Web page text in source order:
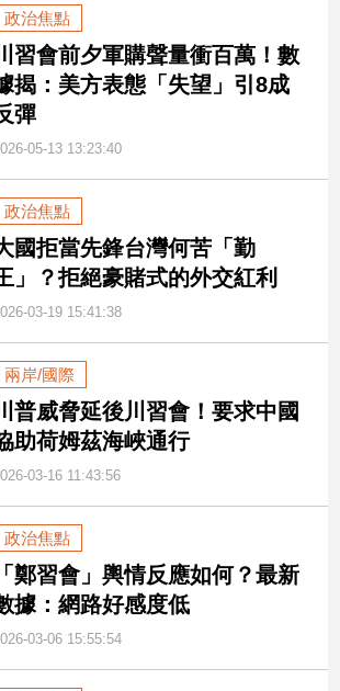
政治焦點
習會前夕軍購聲量衝百萬！數
揭：美方表態「失望」引8成
彈
05-13 13:23:40
政治焦點
國拒當先鋒台灣何苦「勤
」？拒絕豪賭式的外交紅利
03-19 15:41:38
兩岸/國際
普威脅延後川習會！要求中國
助荷姆茲海峽通行
03-16 11:43:56
政治焦點
「鄭習會」輿情反應如何？最新
據：網路好感度低
03-06 15:55:54